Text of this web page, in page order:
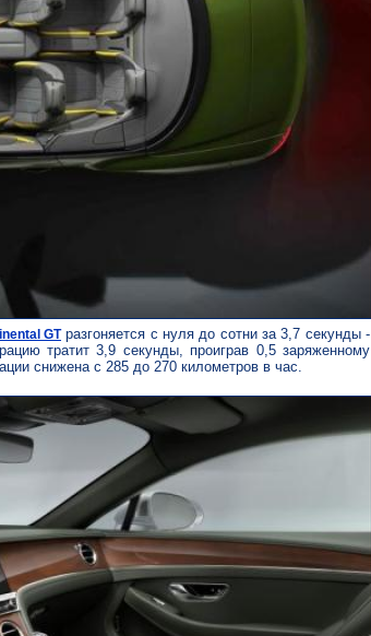
GTразгоняется с нуля до сотни за 3,7 секунды -
тратит 3,9 секунды, проиграв 0,5 заряженному
снижена с 285 до 270 километров в час.